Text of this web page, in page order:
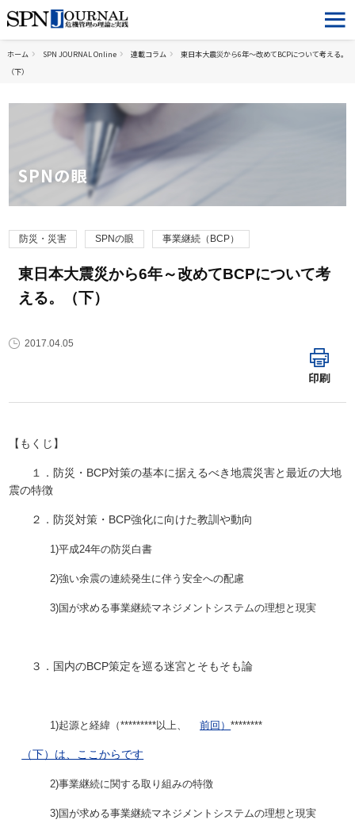
ホーム SPN JOURNAL Online 連載コラム
東日本大震災から6年～改めてBCPについて考える。
（下）
SPNの眼
防災・災害 SPNの眼 事業継続（BCP）
東日本大震災から6年～改めてBCPについて考
える。（下）
2017.04.05
印刷
【もくじ】
１．防災・BCP対策の基本に据えるべき地震災害と最近の大地
震の特徴
２．防災対策・BCP強化に向けた教訓や動向
1)平成24年の防災白書
2)強い余震の連続発生に伴う安全への配慮
3)国が求める事業継続マネジメントシステムの理想と現実
３．国内のBCP策定を巡る迷宮とそもそも論
1)起源と経緯（*********以上、 前回 ）********
（下）は、ここからです
2)事業継続に関する取り組みの特徴
3)国が求める事業継続マネジメントシステムの理想と現実